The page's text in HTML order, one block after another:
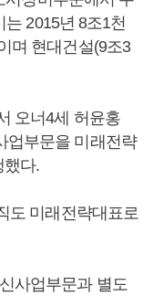
2015년 8조1천
며 현대건설(9조3
오너4세 허윤홍
업부문을 미래전략
했다.
도 미래전략대표로
사업부문과 별도